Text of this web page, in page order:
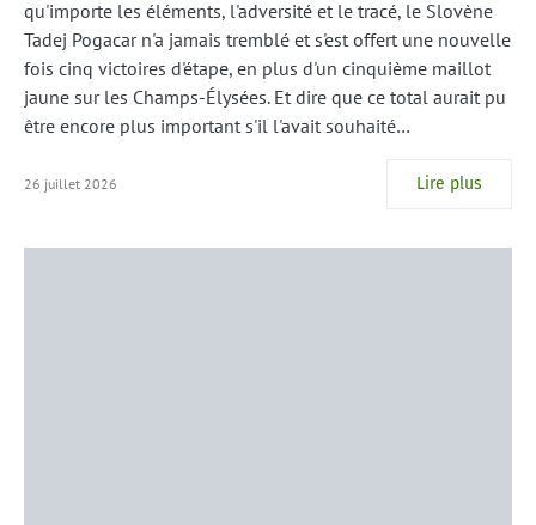
qu'importe les éléments, l'adversité et le tracé, le Slovène
Tadej Pogacar n'a jamais tremblé et s'est offert une nouvelle
fois cinq victoires d'étape, en plus d'un cinquième maillot
jaune sur les Champs-Élysées. Et dire que ce total aurait pu
être encore plus important s'il l'avait souhaité…
26 juillet 2026 Lire plus